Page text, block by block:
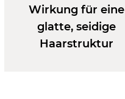
Wirkung für eine
glatte, seidige
Haarstruktur